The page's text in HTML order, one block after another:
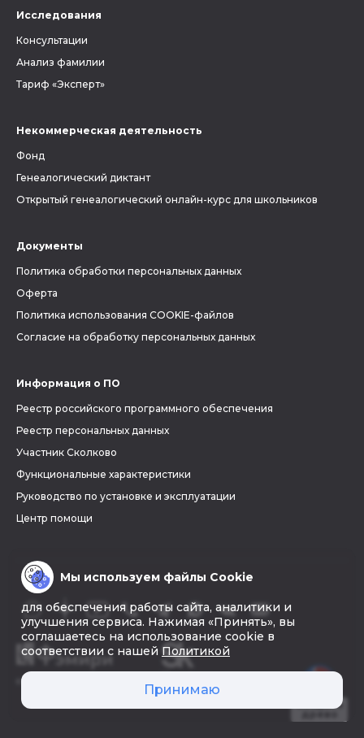
Исследования
Консультации
Анализ фамилии
Тариф «Эксперт»
Некоммерческая деятельность
Фонд
Генеалогический диктант
Открытый генеалогический онлайн-курс для школьников
Документы
Политика обработки персональных данных
Оферта
Политика использования COOKIE-файлов
Согласие на обработку персональных данных
Информация о ПО
Реестр российского программного обеспечения
Реестр персональных данных
Участник Сколково
Функциональные характеристики
Руководство по установке и эксплуатации
Центр помощи
© 2026 «Фэмири»
Мы используем файлы Cookie
для обеспечения работы сайта, аналитики и
улучшения сервиса. Нажимая «Принять», вы
соглашаетесь на использование cookie в
соответствии с нашей Политикой
Принимаю
Создать